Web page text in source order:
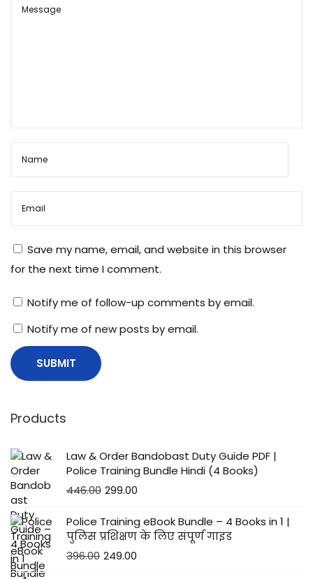
का Save my name, email, and website in this browser
for the next time I comment.
Notify me of follow-up comments by email.
Notify me of new posts by email.
Products
Law & Order Bandobast Duty Guide PDF |
Police Training Bundle Hindi (4 Books)
446.00 299.00
Police Training eBook Bundle – 4 Books in 1 |
पुलिस प्रशिक्षण के लिए संपूर्ण गाइड
396.00 249.00